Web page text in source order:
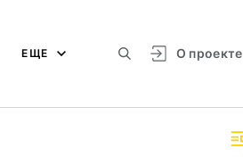
О проекте
ЕЩЕ